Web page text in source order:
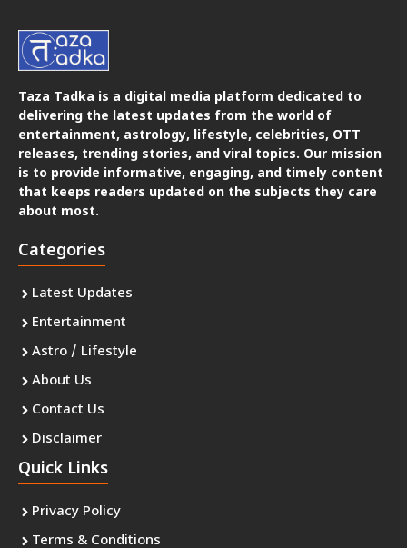
Taza Tadka is a digital media platform dedicated to
delivering the latest updates from the world of
entertainment, astrology, lifestyle, celebrities, OTT
releases, trending stories, and viral topics. Our mission
is to provide informative, engaging, and timely content
that keeps readers updated on the subjects they care
about most.
Categories
Latest Updates
Entertainment
Astro / Lifestyle
About Us
Contact Us
Disclaimer
Quick Links
Privacy Policy
Terms & Conditions